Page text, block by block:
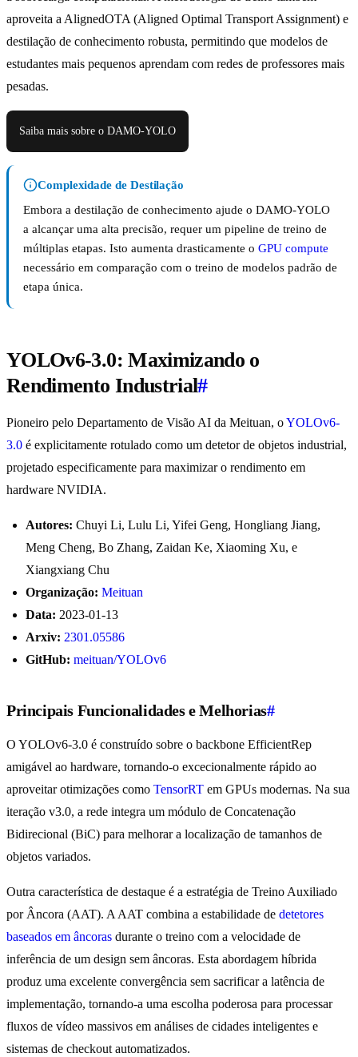
aproveita a AlignedOTA (Aligned Optimal Transport Assignment) e
destilação de conhecimento robusta, permitindo que modelos de
estudantes mais pequenos aprendam com redes de professores mais
pesadas.
Saiba mais sobre o DAMO-YOLO
Complexidade de Destilação
Embora a destilação de conhecimento ajude o DAMO-YOLO
a alcançar uma alta precisão, requer um pipeline de treino de
múltiplas etapas. Isto aumenta drasticamente o GPU compute
necessário em comparação com o treino de modelos padrão de
etapa única.
YOLOv6-3.0: Maximizando o
Rendimento Industrial#
Pioneiro pelo Departamento de Visão AI da Meituan, oYOLOv6-
3.0 é explicitamente rotulado como um detetor de objetos industrial,
projetado especificamente para maximizar o rendimento em
hardware NVIDIA.
Autores: Chuyi Li, Lulu Li, Yifei Geng, Hongliang Jiang,
Meng Cheng, Bo Zhang, Zaidan Ke, Xiaoming Xu, e
Xiangxiang Chu
Organização: Meituan
Data: 2023-01-13
Arxiv: 2301.05586
GitHub: meituan/YOLOv6
Principais Funcionalidades e Melhorias#
O YOLOv6-3.0 é construído sobre o backbone EfficientRep
amigável ao hardware, tornando-o excecionalmente rápido ao
aproveitar otimizações como TensorRT em GPUs modernas. Na sua
iteração v3.0, a rede integra um módulo de Concatenação
Bidirecional (BiC) para melhorar a localização de tamanhos de
objetos variados.
Outra característica de destaque é a estratégia de Treino Auxiliado
por Âncora (AAT). A AAT combina a estabilidade de detetores
baseados em âncoras durante o treino com a velocidade de
inferência de um design sem âncoras. Esta abordagem híbrida
produz uma excelente convergência sem sacrificar a latência de
implementação, tornando-a uma escolha poderosa para processar
fluxos de vídeo massivos em análises de cidades inteligentes e
sistemas de checkout automatizados.